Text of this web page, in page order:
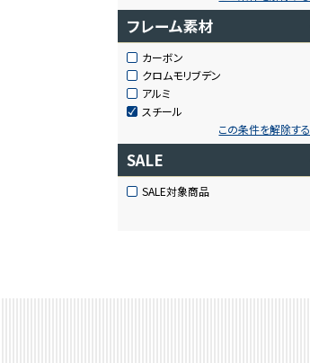
フレーム素材
カーボン
クロムモリブデン
アルミ
スチール
この条件を解除する
SALE
SALE対象商品